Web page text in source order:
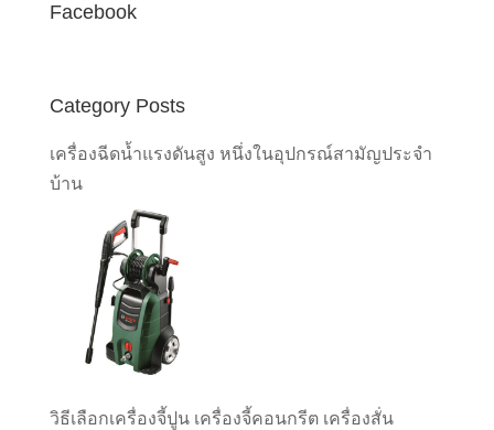
Facebook
Category Posts
เครื่องฉีดน้ำแรงดันสูง หนึ่งในอุปกรณ์สามัญประจำ
บ้าน
วิธีเลือกเครื่องจี้ปูน เครื่องจี้คอนกรีต เครื่องสั่น